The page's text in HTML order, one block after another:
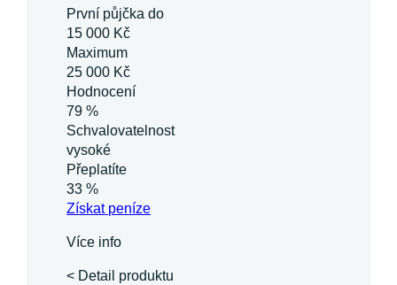
První půjčka do
15 000 Kč
Maximum
25 000 Kč
Hodnocení
79 %
Schvalovatelnost
vysoké
Přeplatíte
33 %
Získatpeníze
Více info
< Detail produktu